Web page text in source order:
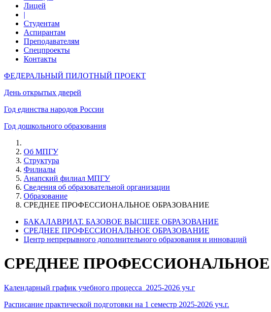
Лицей
|
Студентам
Аспирантам
Преподавателям
Спецпроекты
Контакты
ФЕДЕРАЛЬНЫЙ ПИЛОТНЫЙ ПРОЕКТ
День открытых дверей
Год единства народов России
Год дошкольного образования
Об МПГУ
Структура
Филиалы
Анапский филиал МПГУ
Сведения об образовательной организации
Образование
СРЕДНЕЕ ПРОФЕССИОНАЛЬНОЕ ОБРАЗОВАНИЕ
БАКАЛАВРИАТ. БАЗОВОЕ ВЫСШЕЕ ОБРАЗОВАНИЕ
СРЕДНЕЕ ПРОФЕССИОНАЛЬНОЕ ОБРАЗОВАНИЕ
Центр непрерывного дополнительного образования и инноваций
СРЕДНЕЕ ПРОФЕССИОНАЛЬНОЕ
Календарный график учебного процесса 2025-2026 уч.г
Расписание практической подготовки на 1 семестр 2025-2026 уч.г.